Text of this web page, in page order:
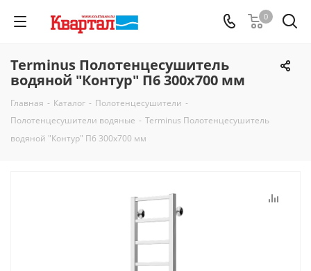
0
Terminus Полотенцесушитель
водяной "Контур" П6 300х700 мм
Главная - Каталог - Полотенцесушители -
Полотенцесушители водяные - Terminus Полотенцесушитель
водяной "Контур" П6 300х700 мм